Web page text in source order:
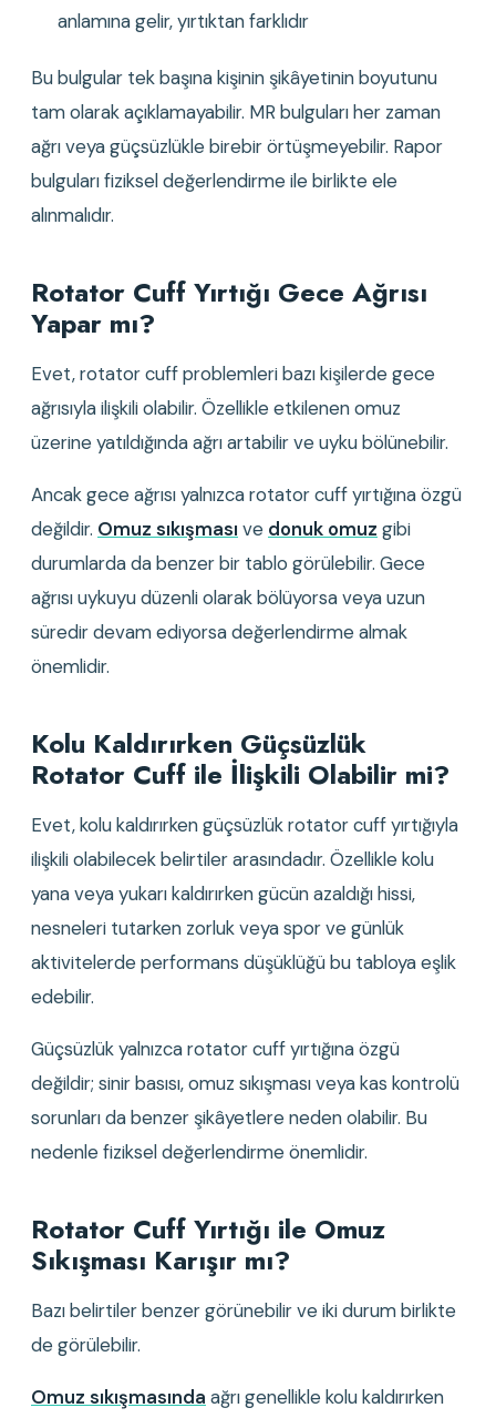
anlamına gelir, yırtıktan farklıdır
Bu bulgular tek başına kişinin şikâyetinin boyutunu
tam olarak açıklamayabilir. MR bulguları her zaman
ağrı veya güçsüzlükle birebir örtüşmeyebilir. Rapor
bulguları fiziksel değerlendirme ile birlikte ele
alınmalıdır.
Rotator Cuff Yırtığı Gece Ağrısı
Yapar mı?
Evet, rotator cuff problemleri bazı kişilerde gece
ağrısıyla ilişkili olabilir. Özellikle etkilenen omuz
üzerine yatıldığında ağrı artabilir ve uyku bölünebilir.
Ancak gece ağrısı yalnızca rotator cuff yırtığına özgü
değildir. Omuz sıkışması ve donuk omuz gibi
durumlarda da benzer bir tablo görülebilir. Gece
ağrısı uykuyu düzenli olarak bölüyorsa veya uzun
süredir devam ediyorsa değerlendirme almak
önemlidir.
Kolu Kaldırırken Güçsüzlük
Rotator Cuff ile İlişkili Olabilir mi?
Evet, kolu kaldırırken güçsüzlük rotator cuff yırtığıyla
ilişkili olabilecek belirtiler arasındadır. Özellikle kolu
yana veya yukarı kaldırırken gücün azaldığı hissi,
nesneleri tutarken zorluk veya spor ve günlük
aktivitelerde performans düşüklüğü bu tabloya eşlik
edebilir.
Güçsüzlük yalnızca rotator cuff yırtığına özgü
değildir; sinir basısı, omuz sıkışması veya kas kontrolü
sorunları da benzer şikâyetlere neden olabilir. Bu
nedenle fiziksel değerlendirme önemlidir.
Rotator Cuff Yırtığı ile Omuz
Sıkışması Karışır mı?
Bazı belirtiler benzer görünebilir ve iki durum birlikte
de görülebilir.
Omuz sıkışmasında ağrı genellikle kolu kaldırırken